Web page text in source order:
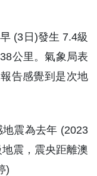
(3日)發生 7.4級
公里。氣象局表
告感覺到是次地
震為去年 (2023
震，震央距離澳
)